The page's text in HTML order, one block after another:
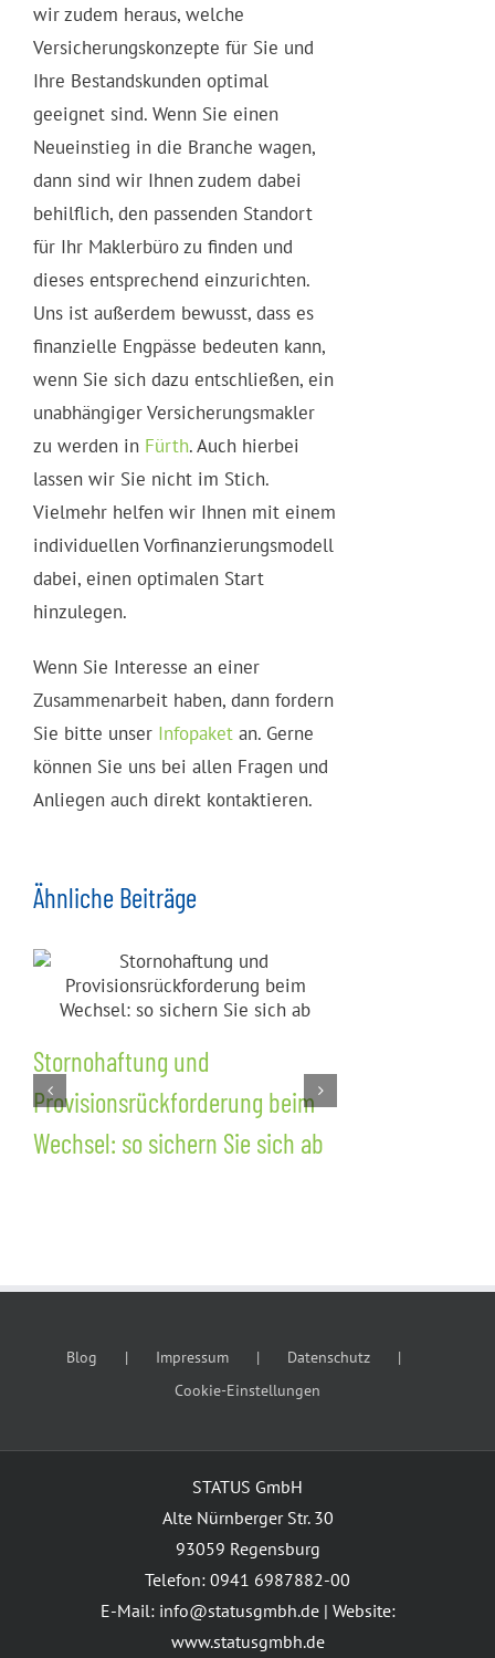
wir zudem heraus, welche
Versicherungskonzepte für Sie und
Ihre Bestandskunden optimal
geeignet sind. Wenn Sie einen
Neueinstieg in die Branche wagen,
dann sind wir Ihnen zudem dabei
behilflich, den passenden Standort
für Ihr Maklerbüro zu finden und
dieses entsprechend einzurichten.
Uns ist außerdem bewusst, dass es
finanzielle Engpässe bedeuten kann,
wenn Sie sich dazu entschließen, ein
unabhängiger Versicherungsmakler
zu werden in Fürth. Auch hierbei
lassen wir Sie nicht im Stich.
Vielmehr helfen wir Ihnen mit einem
individuellen Vorfinanzierungsmodell
dabei, einen optimalen Start
hinzulegen.
Wenn Sie Interesse an einer
Zusammenarbeit haben, dann fordern
Sie bitte unser Infopaket an. Gerne
können Sie uns bei allen Fragen und
Anliegen auch direkt kontaktieren.
Ähnliche Beiträge
Stornohaftung und
Provisionsrückforderung beim
Wechsel: so sichern Sie sich ab
Blog Impressum
Datenschutz
Cookie-Einstellungen
STATUS GmbH
Alte Nürnberger Str. 30
93059 Regensburg
Telefon: 0941 6987882-00
E-Mail: info@statusgmbh.de | Website:
www.statusgmbh.de